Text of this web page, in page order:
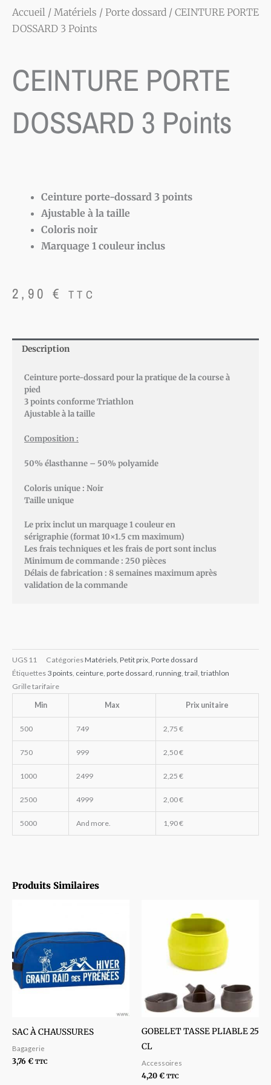
Accueil / Matériels / Porte dossard / CEINTURE PORTE
DOSSARD 3 Points
CEINTURE PORTE
DOSSARD 3 Points
Ceinture porte-dossard 3 points
Ajustable à la taille
Coloris noir
Marquage 1 couleur inclus
2,90 € TTC
Description
Ceinture porte-dossard pour la pratique de la course à
pied
3 points conforme Triathlon
Ajustable à la taille
Composition :
50% élasthanne – 50% polyamide
Coloris unique : Noir
Taille unique
Le prix inclut un marquage 1 couleur en
sérigraphie (format 10×1.5 cm maximum)
Les frais techniques et les frais de port sont inclus
Minimum de commande : 250 pièces
Délais de fabrication : 8 semaines maximum après
validation de la commande
UGS 11 CatégoriesMatériels, Petit prix, Porte dossard
Étiquettes 3 points, ceinture, porte dossard, running, trail, triathlon
Grille tarifaire
Min Max Prix unitaire
500 749 2,75€
750 999 2,50€
1000 2499 2,25€
2500 4999 2,00€
5000 And more. 1,90€
Produits Similaires
SAC À CHAUSSURES
Bagagerie
3,76 € TTC
GOBELET TASSE PLIABLE 25
CL
Accessoires
4,20 € TTC